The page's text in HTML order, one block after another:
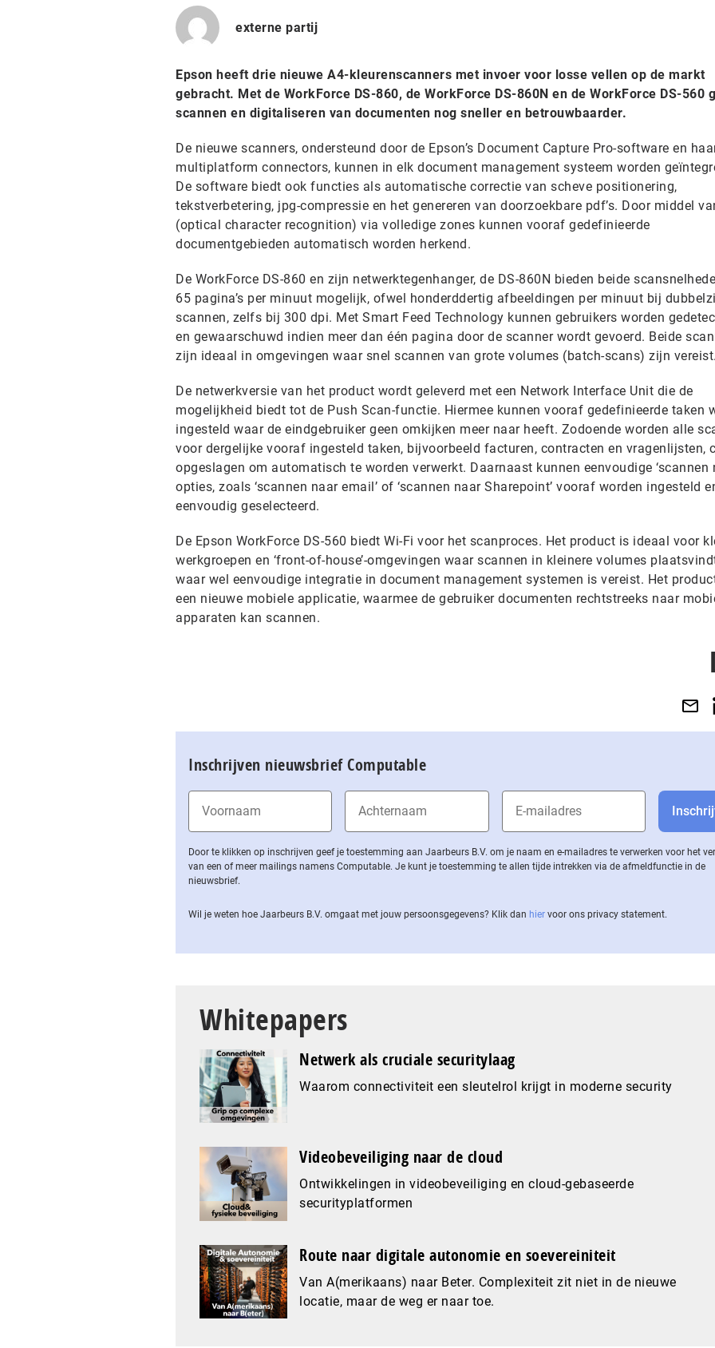
externe partij
Epson heeft drie nieuwe A4-kleurenscanners met invoer voor losse vellen op de markt
gebracht. Met de WorkForce DS-860, de WorkForce DS-860N en de WorkForce DS-560
scannen en digitaliseren van documenten nog sneller en betrouwbaarder.
De nieuwe scanners, ondersteund door de Epson’s Document Capture Pro-software en
multiplatform connectors, kunnen in elk document management systeem worden
De software biedt ook functies als automatische correctie van scheve positionering,
tekstverbetering, jpg-compressie en het genereren van doorzoekbare pdf’s. Door middel
(optical character recognition) via volledige zones kunnen vooraf gedefinieerde
documentgebieden automatisch worden herkend.
De WorkForce DS-860 en zijn netwerktegenhanger, de DS-860N bieden beide
65 pagina’s per minuut mogelijk, ofwel honderddertig afbeeldingen per minuut bij
scannen, zelfs bij 300 dpi. Met Smart Feed Technology kunnen gebruikers worden
en gewaarschuwd indien meer dan één pagina door de scanner wordt gevoerd. Beide
zijn ideaal in omgevingen waar snel scannen van grote volumes (batch-scans) zijn vereist.
De netwerkversie van het product wordt geleverd met een Network Interface Unit die de
mogelijkheid biedt tot de Push Scan-functie. Hiermee kunnen vooraf gedefinieerde taken
ingesteld waar de eindgebruiker geen omkijken meer naar heeft. Zodoende worden alle
voor dergelijke vooraf ingesteld taken, bijvoorbeeld facturen, contracten en vragenlijsten,
opgeslagen om automatisch te worden verwerkt. Daarnaast kunnen eenvoudige ‘scannen
opties, zoals ‘scannen naar email’ of ‘scannen naar Sharepoint’ vooraf worden ingesteld
eenvoudig geselecteerd.
De Epson WorkForce DS-560 biedt Wi-Fi voor het scanproces. Het product is ideaal voor
werkgroepen en ‘front-of-house’-omgevingen waar scannen in kleinere volumes
waar wel eenvoudige integratie in document management systemen is vereist. Het
een nieuwe mobiele applicatie, waarmee de gebruiker documenten rechtstreeks naar
apparaten kan scannen.
Inschrijven nieuwsbrief Computable
Door te klikken op inschrijven geef je toestemming aan Jaarbeurs B.V. om je naam en e-mailadres te verwerken voor het
van een of meer mailings namens Computable. Je kunt je toestemming te allen tijde intrekken via de af­meld­func­tie in de
nieuwsbrief.
Wil je weten hoe Jaarbeurs B.V. omgaat met jouw per­soons­ge­ge­vens? Klik dan hier voor ons privacy statement.
Whitepapers
Netwerk als cruciale securitylaag
Waarom connectiviteit een sleutelrol krijgt in moderne security
Videobeveiliging naar de cloud
Ontwikkelingen in videobeveiliging en cloud-gebaseerde
securityplatformen
Route naar digitale autonomie en soevereiniteit
Van A(merikaans) naar Beter. Complexiteit zit niet in de nieuwe
locatie, maar de weg er naar toe.